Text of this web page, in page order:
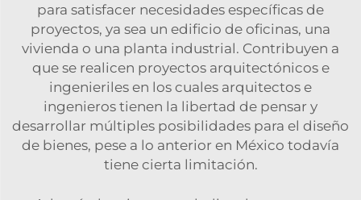
para satisfacer necesidades específicas de
proyectos, ya sea un edificio de oficinas, una
vivienda o una planta industrial. Contribuyen a
que se realicen proyectos arquitectónicos e
ingenieriles en los cuales arquitectos e
ingenieros tienen la libertad de pensar y
desarrollar múltiples posibilidades para el diseño
de bienes, pese a lo anterior en México todavía
tiene cierta limitación.